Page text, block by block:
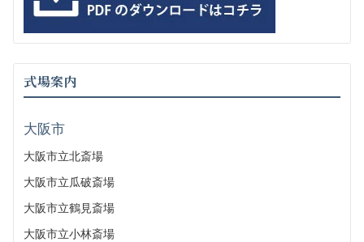
式場案内
大阪市
大阪市立北斎場
大阪市立瓜破斎場
大阪市立鶴見斎場
大阪市立小林斎場